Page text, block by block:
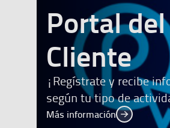
Portal del
Cliente
¡Regístrate y recibe
según tu tipo de
Más información Más